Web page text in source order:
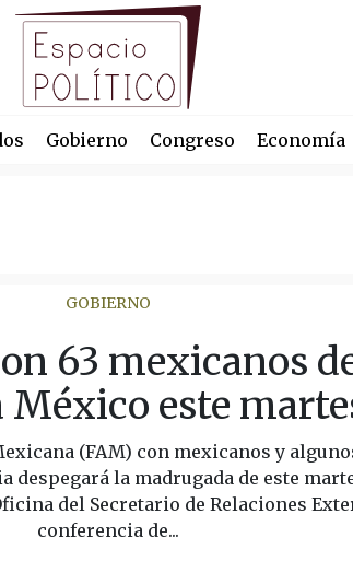
Gobierno Congreso Economía
GOBIERNO
63 mexicanos
México este
(FAM) con mexicanos y
despegará la madrugada de este
del Secretario de Relaciones
conferencia de...